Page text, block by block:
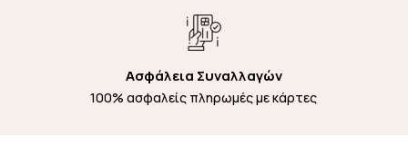
Ασφάλεια Συναλλαγών
100% ασφαλείς πληρωμές με κάρτες